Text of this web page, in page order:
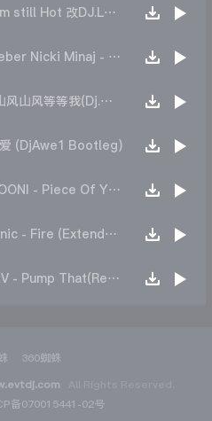
【沈风外文】Luciana-Im still Hot 改DJ.LoZe
【沈风外文】Justin Bieber Nicki Minaj - Beauty And A Beat (DjHope小春 Extended Mix)
【沈风中文】万海东 - 山风山风等等我(Dj.阿洋 Extended Mix)
爱 (DjAwe1 Bootleg)
【韩风弹跳】VEEEN YOONI - Piece Of Your Heart (Remix)
【韩风弹跳】Turbotronic - Fire (Extended Mix)
【韩风弹跳】TENDI WiV - Pump That(Remix)
360蜘蛛
备070015441-02号